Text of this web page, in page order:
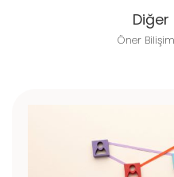
Diğer
Öner